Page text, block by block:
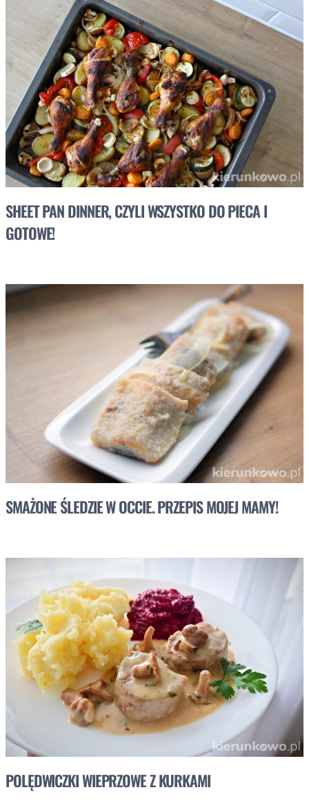
SHEET PAN DINNER, CZYLI WSZYSTKO DO PIECA I
GOTOWE!
SMAŻONE ŚLEDZIE W OCCIE. PRZEPIS MOJEJ MAMY!
POLĘDWICZKI WIEPRZOWE Z KURKAMI